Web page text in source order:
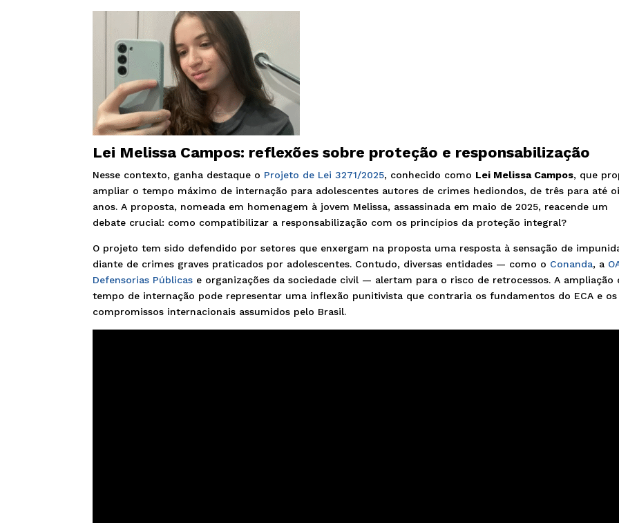
Lei Melissa Campos: reflexões sobre proteção e responsabilização
Nesse contexto, ganha destaque o Projeto de Lei 3271/2025, conhecido como Lei Melissa Campos, que
ampliar o tempo máximo de internação para adolescentes autores de crimes hediondos, de três para até
anos. A proposta, nomeada em homenagem à jovem Melissa, assassinada em maio de 2025, reacende um
debate crucial: como compatibilizar a responsabilização com os princípios da proteção integral?
O projeto tem sido defendido por setores que enxergam na proposta uma resposta à sensação de
diante de crimes graves praticados por adolescentes. Contudo, diversas entidades — como o Conanda, a
Defensorias Públicas e organizações da sociedade civil — alertam para o risco de retrocessos. A ampliação
tempo de internação pode representar uma inflexão punitivista que contraria os fundamentos do ECA e os
compromissos internacionais assumidos pelo Brasil.